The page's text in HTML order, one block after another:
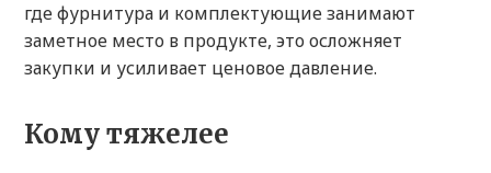
где фурнитура и комплектующие занимают
заметное место в продукте, это осложняет
закупки и усиливает ценовое давление.
Кому тяжелее